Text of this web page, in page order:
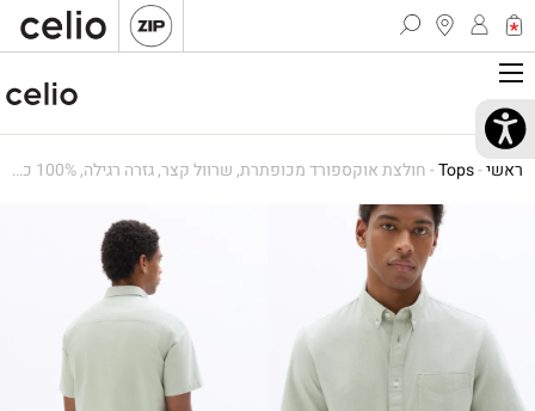
ראשי-
Tops
-חולצת אוקספורד מכופתרת, שרוול קצר, גזרה רגילה, 100% כותנה – ירוק מרווה